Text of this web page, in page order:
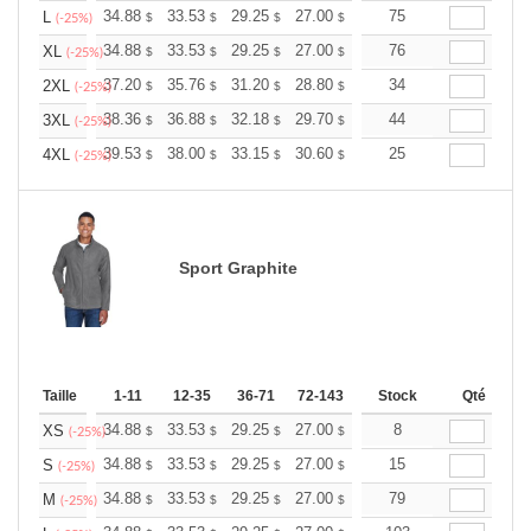
L (-25%) 34.88 $ 33.53 $ 29.25 $ 27.00 $ 25.65$
75
XL (-25%)34.88 $ 33.53 $ 29.25 $ 27.00 $ 25.65$
76
2XL (-25%)37.20 $ 35.76 $ 31.20 $ 28.80 $ 27.36$
34
3XL (-25%)38.36 $ 36.88 $ 32.18 $ 29.70 $ 28.21$
44
4XL (-25%)39.53 $ 38.00 $ 33.15 $ 30.60 $ 29.07$
25
Sport Graphite
Taille 1-11 12-35 36-71 72-143 144-287 288 +
Stock Qté
XS (-25%)34.88 $ 33.53 $ 29.25 $ 27.00 $ 25.65
8
S (-25%) 34.88 $ 33.53 $ 29.25 $ 27.00 $ 25.65$
15
M (-25%) 34.88 $ 33.53 $ 29.25 $ 27.00 $ 25.65$
79